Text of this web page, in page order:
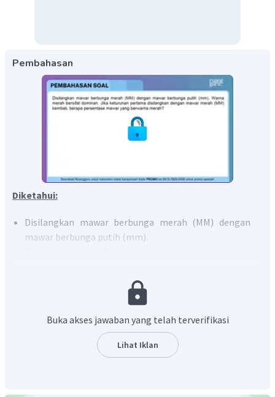
Pembahasan
Diketahui:
Disilangkan mawar berbunga merah (MM) dengan
mawar berbunga putih (mm).
Jika keturunan pertama disilangkan dengan mawar merah
(MM) kembali, berapa persentase mawar yang berwarna
Buka akses jawaban yang telah terverifikasi
Lihat Iklan